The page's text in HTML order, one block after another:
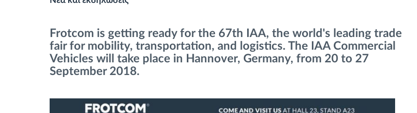
Διαχείριση καυσίμου
Σχεδιασμός και παρακολούθηση
Αυτόματη αναγνώριση οδηγού
Frotcom is getting ready for the 67th IAA, the world's leading trade
fair for mobility, transportation, and logistics. The IAA Commercial
Vehicles will take place in Hannover, Germany, from 20 to 27
September 2018.